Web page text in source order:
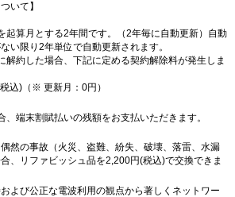
いて】
起算月とする2年間です。（2年毎に自動更新）自動
い限り2年単位で自動更新されます。
解約した場合、下記に定める契約解除料が発生しま
込)（※ 更新月：0円）
端末割賦払いの残額をお支払いただきます。
然の事故（火災、盗難、紛失、破壊、落雷、水漏
、リファビッシュ品を2,200円(税込)で交換できま
よび公正な電波利用の観点から著しくネットワー